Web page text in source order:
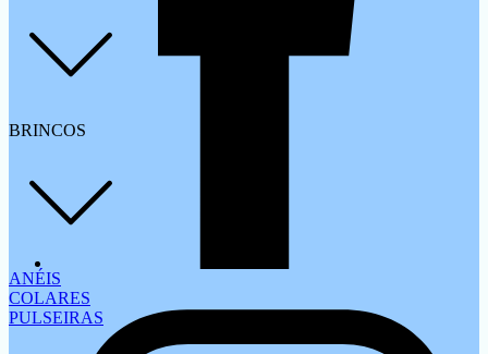
BRINCOS
ANÉIS
COLARES
PULSEIRAS